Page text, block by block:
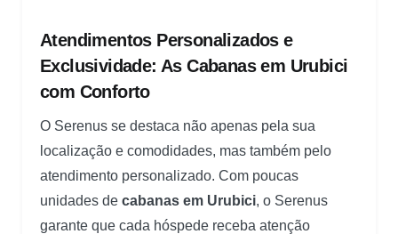
Atendimentos Personalizados e
Exclusividade: As Cabanas em Urubici
com Conforto
O Serenus se destaca não apenas pela sua
localização e comodidades, mas também pelo
atendimento personalizado. Com poucas
unidades de cabanas em Urubici, o Serenus
garante que cada hóspede receba atenção